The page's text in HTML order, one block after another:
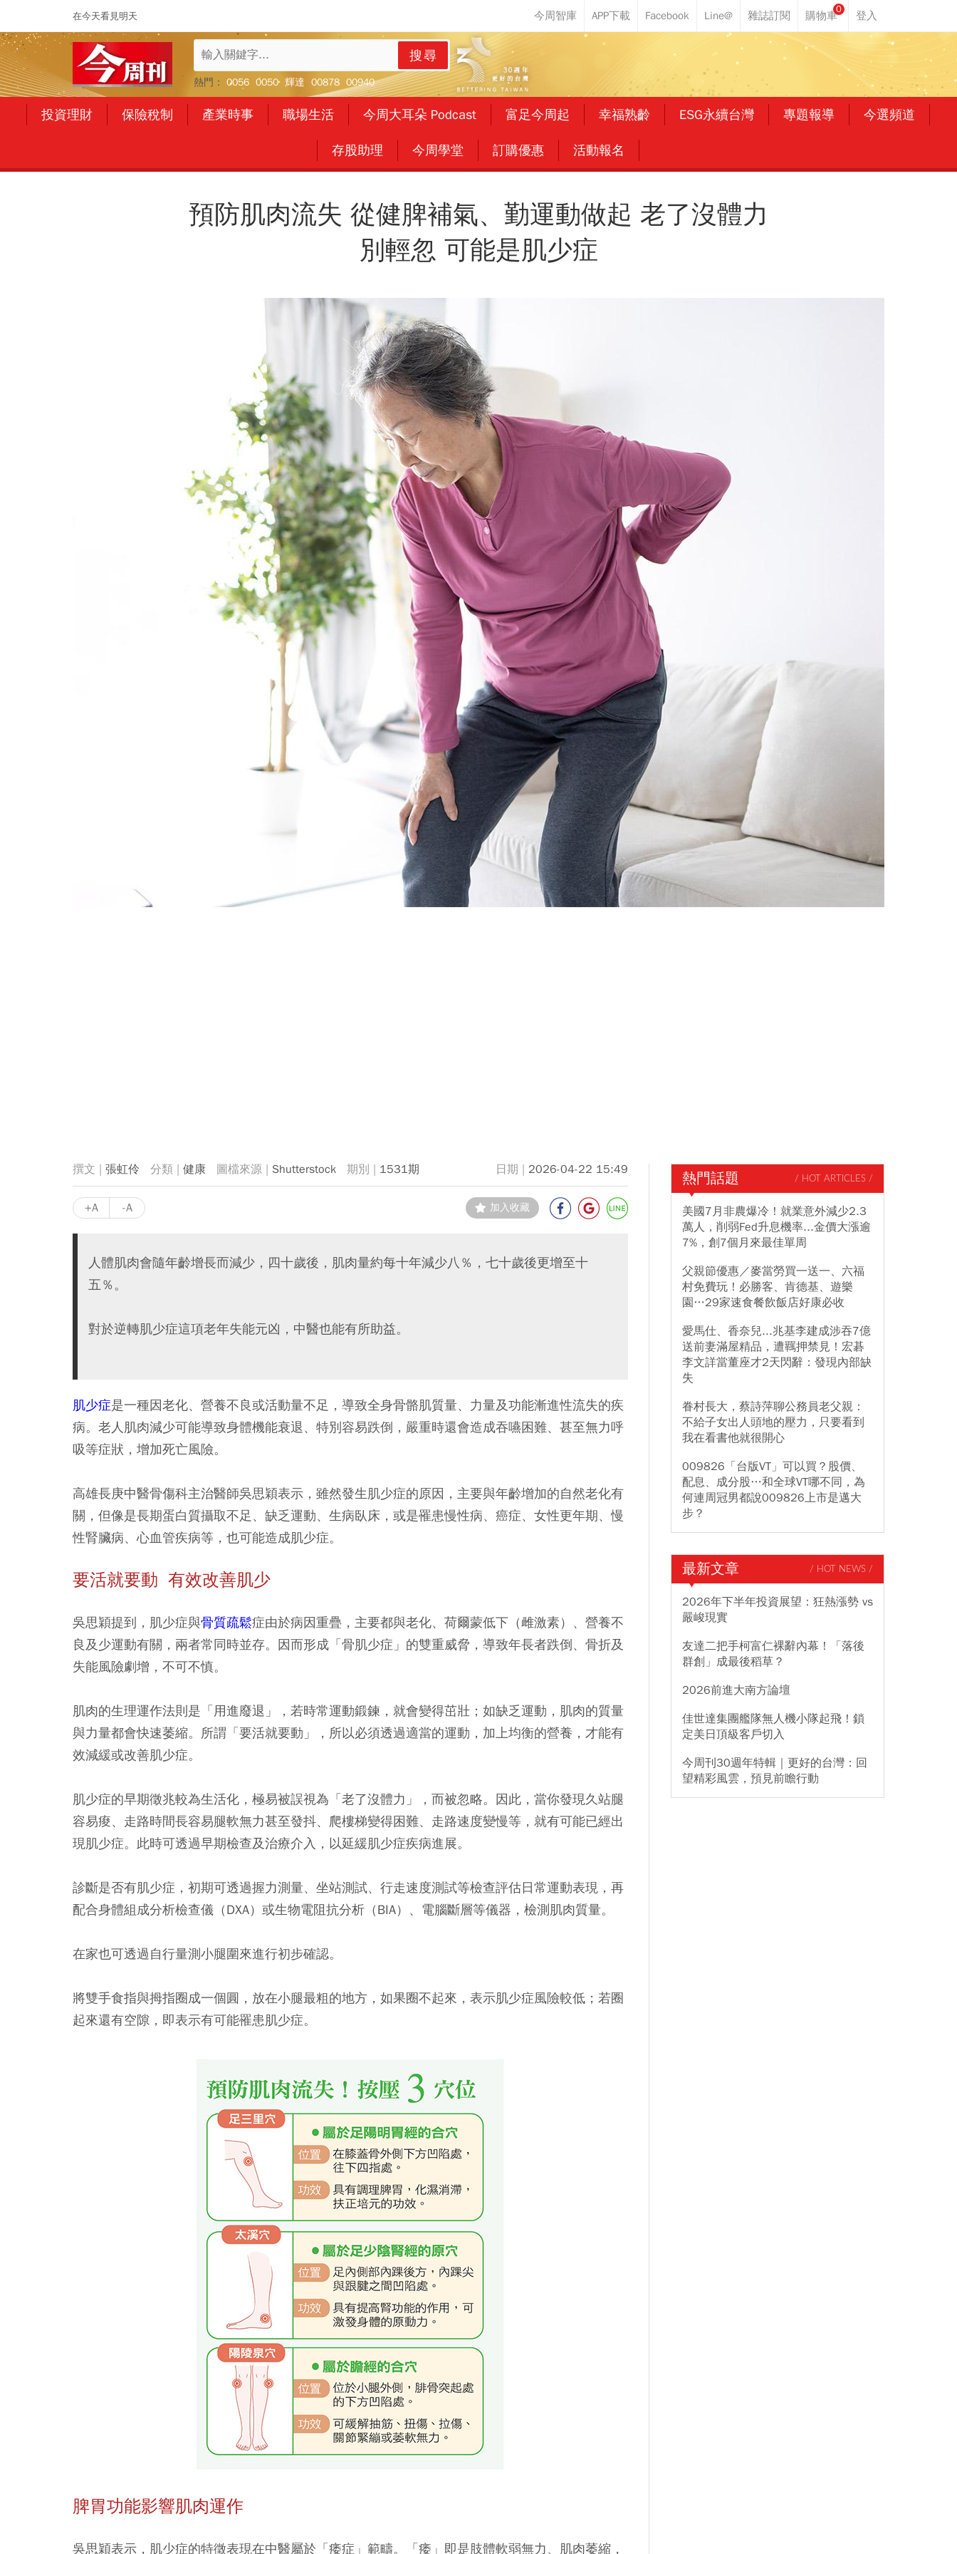
在今天看見明天
0
搜尋
熱門： 0056 0050 輝達 00878 00940
投資理財 保險稅制 產業時事 職場生活 今周大耳朵 Podcast 富足今周起 幸福熟齡 ESG永續台灣 專題報導 今選頻道
存股助理 今周學堂 訂購優惠 活動報名
預防肌肉流失 從健脾補氣、勤運動做起 老了沒體力
別輕忽 可能是肌少症
張虹伶 健康 Shutterstock 1531期 2026-04-22 15:49
+A -A 加入收藏
人體肌肉會隨年齡增長而減少，四十歲後，肌肉量約每十年減少八％，七十歲後更增至十
五％。
對於逆轉肌少症這項老年失能元凶，中醫也能有所助益。
肌少症是一種因老化、營養不良或活動量不足，導致全身骨骼肌質量、力量及功能漸進性流失的疾
病。老人肌肉減少可能導致身體機能衰退、特別容易跌倒，嚴重時還會造成吞嚥困難、甚至無力呼
吸等症狀，增加死亡風險。
高雄長庚中醫骨傷科主治醫師吳思穎表示，雖然發生肌少症的原因，主要與年齡增加的自然老化有
關，但像是長期蛋白質攝取不足、缺乏運動、生病臥床，或是罹患慢性病、癌症、女性更年期、慢
性腎臟病、心血管疾病等，也可能造成肌少症。
要活就要動 有效改善肌少
吳思穎提到，肌少症與骨質疏鬆症由於病因重疊，主要都與老化、荷爾蒙低下（雌激素）、營養不
良及少運動有關，兩者常同時並存。因而形成「骨肌少症」的雙重威脅，導致年長者跌倒、骨折及
失能風險劇增，不可不慎。
肌肉的生理運作法則是「用進廢退」，若時常運動鍛鍊，就會變得茁壯；如缺乏運動，肌肉的質量
與力量都會快速萎縮。所謂「要活就要動」，所以必須透過適當的運動，加上均衡的營養，才能有
效減緩或改善肌少症。
肌少症的早期徵兆較為生活化，極易被誤視為「老了沒體力」，而被忽略。因此，當你發現久站腿
容易痠、走路時間長容易腿軟無力甚至發抖、爬樓梯變得困難、走路速度變慢等，就有可能已經出
現肌少症。此時可透過早期檢查及治療介入，以延緩肌少症疾病進展。
診斷是否有肌少症，初期可透過握力測量、坐站測試、行走速度測試等檢查評估日常運動表現，再
配合身體組成分析檢查儀（DXA）或生物電阻抗分析（BIA）、電腦斷層等儀器，檢測肌肉質量。
在家也可透過自行量測小腿圍來進行初步確認。
將雙手食指與拇指圈成一個圓，放在小腿最粗的地方，如果圈不起來，表示肌少症風險較低；若圈
起來還有空隙，即表示有可能罹患肌少症。
脾胃功能影響肌肉運作
吳思穎表示，肌少症的特徵表現在中醫屬於「痿症」範疇。「痿」即是肢體軟弱無力、肌肉萎縮，
熱門話題 / HOT ARTICLES /
美國7月非農爆冷！就業意外減少2.3
萬人，削弱Fed升息機率...金價大漲逾
7%，創7個月來最佳單周
父親節優惠／麥當勞買一送一、六福
村免費玩！必勝客、肯德基、遊樂
園…29家速食餐飲飯店好康必收
愛馬仕、香奈兒...兆基李建成涉吞7億
送前妻滿屋精品，遭羈押禁見！宏碁
李文詳當董座才2天閃辭：發現內部缺
失
眷村長大，蔡詩萍聊公務員老父親：
不給子女出人頭地的壓力，只要看到
我在看書他就很開心
009826「台版VT」可以買？股價、
配息、成分股…和全球VT哪不同，為
何連周冠男都說009826上市是邁大
步？
最新文章 / HOT NEWS /
2026年下半年投資展望：狂熱漲勢 vs
嚴峻現實
友達二把手柯富仁裸辭內幕！「落後
群創」成最後稻草？
2026前進大南方論壇
佳世達集團艦隊無人機小隊起飛！鎖
定美日頂級客戶切入
今周刊30週年特輯｜更好的台灣：回
望精彩風雲，預見前瞻行動